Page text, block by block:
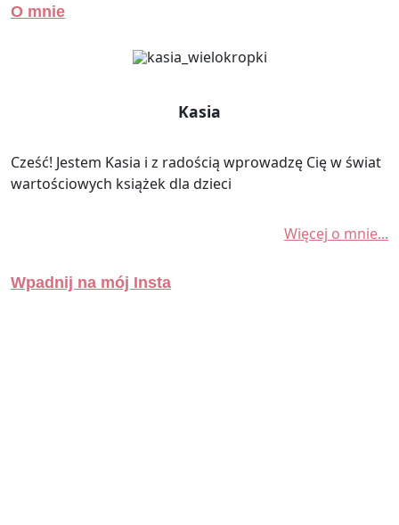
O mnie
Kasia
Cześć! Jestem Kasia i z radością wprowadzę Cię w świat
wartościowych książek dla dzieci
Więcej o mnie...
Wpadnij na mój Insta